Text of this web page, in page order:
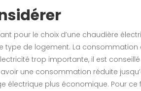
pour le choix d’une chaudière
de logement. La consommation
trop importante, il est
une consommation réduite
électrique plus économique. Pour